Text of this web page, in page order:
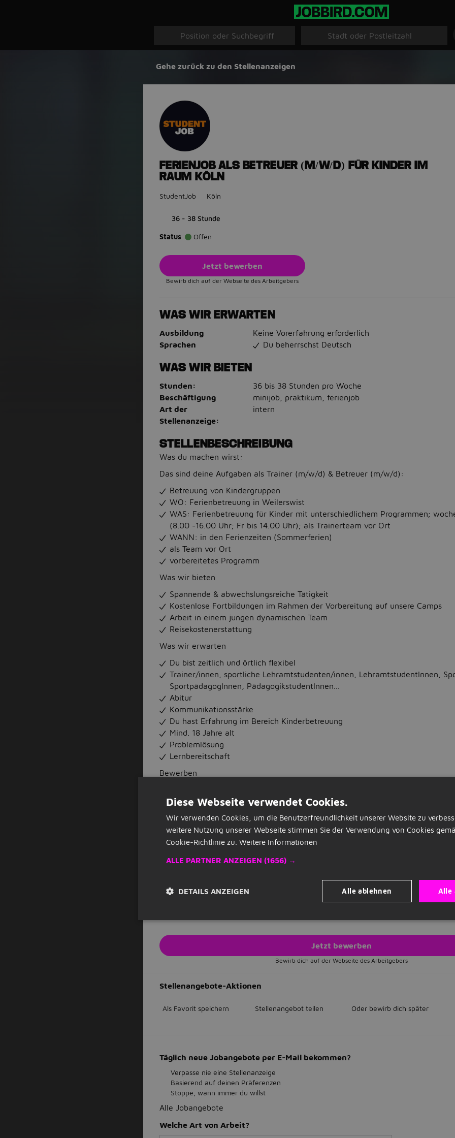
Gehe zurück zu den Stellenanzeigen
FERIENJOB ALS BETREUER (M/W/D) FÜR KINDER IM
RAUM KÖLN
StudentJob Köln
36 - 38 Stunde
Status Offen
Jetzt bewerben
Bewirb dich auf der Webseite des Arbeitgebers
WAS WIR ERWARTEN
Ausbildung
Keine Vorerfahrung erforderlich
Sprachen
Du beherrschst Deutsch
WAS WIR BIETEN
Stunden:
36 bis 38 Stunden pro Woche
Beschäftigung
minijob, praktikum, ferienjob
Art der
Stellenanzeige:
intern
STELLENBESCHREIBUNG
Was du machen wirst:
Das sind deine Aufgaben als Trainer (m/w/d) & Betreuer (m/w/d):
Betreuung von Kindergruppen
WO: Ferienbetreuung in Weilerswist
WAS: Ferienbetreuung für Kinder mit unterschiedlichem Programmen;
(8.00 -16.00 Uhr; Fr bis 14.00 Uhr); als Trainerteam vor Ort
WANN: in den Ferienzeiten (Sommerferien)
als Team vor Ort
vorbereitetes Programm
Was wir bieten
Spannende & abwechslungsreiche Tätigkeit
Kostenlose Fortbildungen im Rahmen der Vorbereitung auf unsere Camps
Arbeit in einem jungen dynamischen Team
Reisekostenerstattung
Was wir erwarten
Du bist zeitlich und örtlich flexibel
Trainer/innen, sportliche Lehramtstudenten/innen, LehramtstudentInnen,
SportpädagogInnen, PädagogikstudentInnen...
Abitur
Kommunikationsstärke
Du hast Erfahrung im Bereich Kinderbetreuung
Mind. 18 Jahre alt
Problemlösung
Lernbereitschaft
Bewerben
den 'Bewirb dich direkt' button und wir kontaktieren dich so bald wie möglich!
Extra Informationen Status
Standort Köln Arbeitsstunden pro Woche 36 - 38 Jobart Ferienjob, Praktikum,
Gehaltsangabe 540.00€ pro Woche Verantwortlich für Kinderbetreuung
2026 Tätigkeitsbereich Pädagogik / Nachhilfe, Training Führerschein
ÜBER DEN ARBEITGEBER
Jetzt bewerben
Bewirb dich auf der Webseite des Arbeitgebers
Stellenangebote-Aktionen
Als Favorit speichern Stellenangebot teilen Oder bewirb dich später
Täglich neue Jobangebote per E-Mail bekommen?
Verpasse nie eine Stellenanzeige
Basierend auf deinen Präferenzen
Stoppe, wann immer du willst
Alle Jobangebote
Welche Art von Arbeit?
Diese Webseite verwendet Cookies.
Wir verwenden Cookies, um die Benutzerfreundlichkeit unserer Website zu
weitere Nutzung unserer Webseite stimmen Sie der Verwendung von Cookies
Cookie-Richtlinie zu. Weitere Informationen
ALLE PARTNER ANZEIGEN (1656) →
Alle
Alle ablehnen
DETAILS ANZEIGEN